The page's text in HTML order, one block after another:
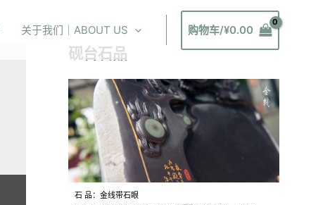
关于我们｜ABOUT US 购物车/¥0.00
砚台石品
石 品：金线带石眼